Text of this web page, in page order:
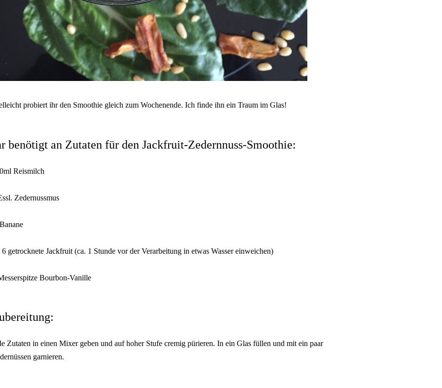
probiert ihr den Smoothie gleich zum Wochenende. Ich finde ihn ein Traum im Glas!
benötigt an Zutaten für den Jackfruit-Zedernnuss-Smoothie:
Reismilch
Zedernussmus
6 getrocknete Jackfruit (ca. 1 Stunde vor der Verarbeitung in etwas Wasser einweichen)
Bourbon-Vanille
Zutaten in einen Mixer geben und auf hoher Stufe cremig pürieren. In ein Glas füllen und mit ein paar
garnieren.